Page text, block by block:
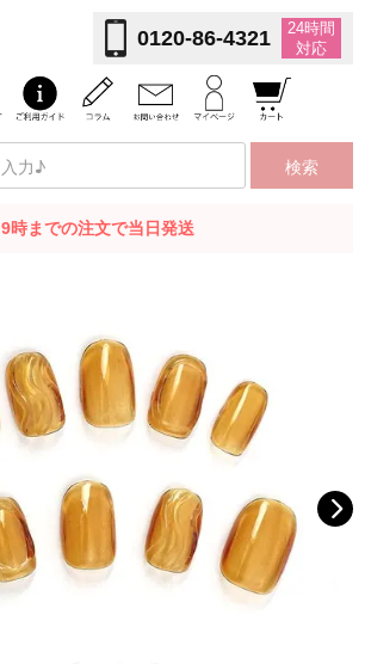
0120-86-4321
24時間
対応
検索
9時までの注文で当日発送